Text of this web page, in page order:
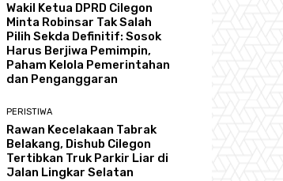
Wakil Ketua DPRD Cilegon
Minta Robinsar Tak Salah
Pilih Sekda Definitif: Sosok
Harus Berjiwa Pemimpin,
Paham Kelola Pemerintahan
dan Penganggaran
PERISTIWA
Rawan Kecelakaan Tabrak
Belakang, Dishub Cilegon
Tertibkan Truk Parkir Liar di
Jalan Lingkar Selatan